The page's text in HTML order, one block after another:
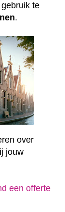
te
.
over
jouw
een offerte